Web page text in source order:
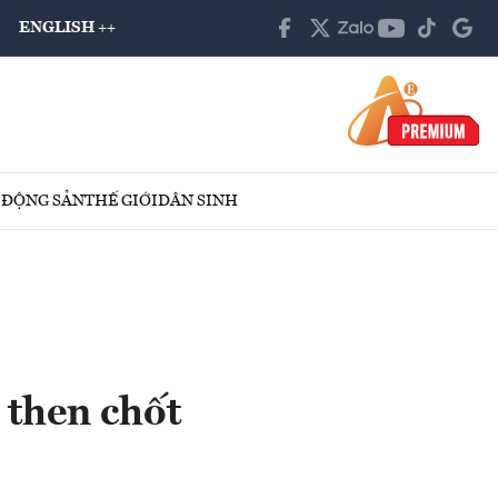
ENGLISH ++
SẢNTHẾ GIỚIDÂN SINH
then chốt